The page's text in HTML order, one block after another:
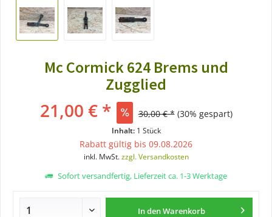
Mc Cormick 624 Brems und
Zugglied
21,00 € * 30,00 € * (30% gespart)
Inhalt: 1 Stück
Rabatt gültig bis 09.08.2026
inkl. MwSt.zzgl. Versandkosten
Sofort versandfertig, Lieferzeit ca. 1-3 Werktage
In denWarenkorb